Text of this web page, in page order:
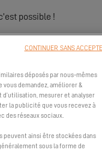
possible !
déposés par nous-mêmes
demandez, améliorer &
mesurer et analyser
la publicité que vous recevez à
des réseaux sociaux.
peuvent ainsi être stockées dans
sous la forme de
CONTINUER SANS